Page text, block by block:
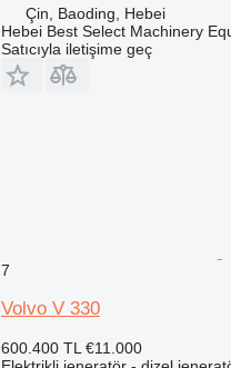
Çin, Baoding, Hebei
Hebei Best Select Machinery
Satıcıyla iletişime geç
7
Volvo V 330
600.400 TL €11.000